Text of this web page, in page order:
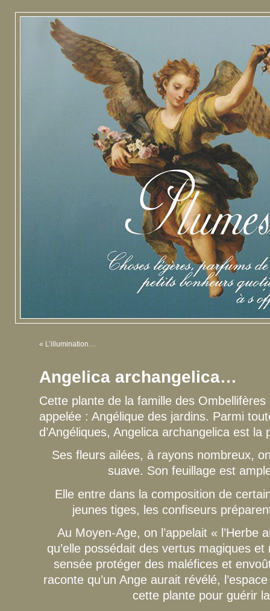
« L’illumination…
Angelica archangelica…
Cette plante de la famille des
appelée : Angélique des jardins. Parmi
d’Angéliques, Angelica archangelica est la
Ses fleurs ailées, à rayons nombreux,
suave. Son feuillage est
Elle entre dans la composition de
jeunes tiges, les confiseurs
Au Moyen-Age, on l’appelait « l’Herbe
qu’elle possédait des vertus magiques
sensée protéger des maléfices et
raconte qu’un Ange aurait révélé,
cette plante pour guérir